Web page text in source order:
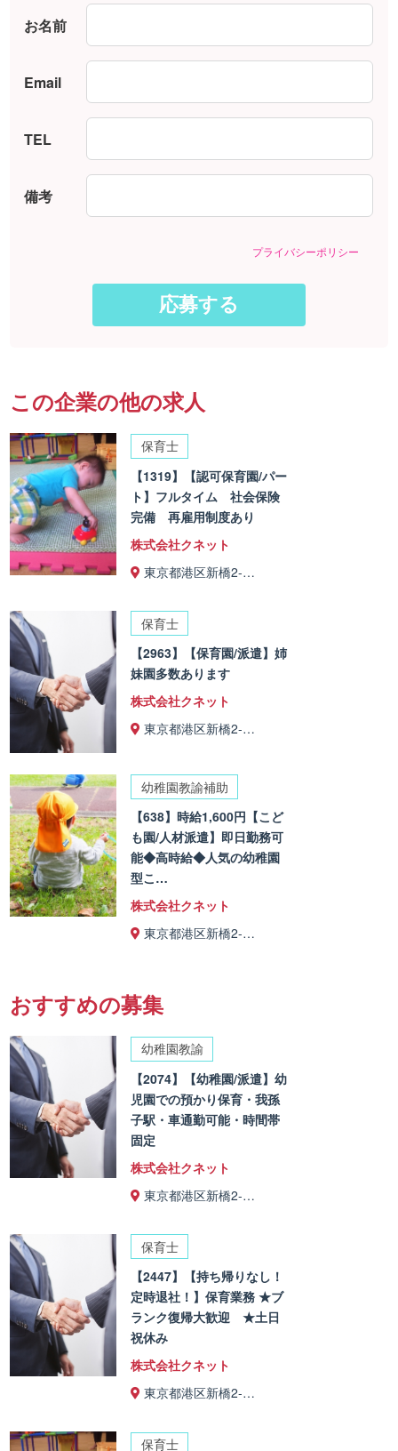
お名前
Email
TEL
備考
プライバシーポリシー
この企業の他の求人
保育士
【1319】【認可保育園/パー
ト】フルタイム 社会保険
完備 再雇用制度あり
株式会社クネット
東京都港区新橋2-…
保育士
【2963】【保育園/派遣】姉
妹園多数あります
株式会社クネット
東京都港区新橋2-…
幼稚園教諭補助
【638】時給1,600円【こど
も園/人材派遣】即日勤務可
能◆高時給◆人気の幼稚園
型こ…
株式会社クネット
東京都港区新橋2-…
おすすめの募集
幼稚園教諭
【2074】【幼稚園/派遣】幼
児園での預かり保育・我孫
子駅・車通勤可能・時間帯
固定
株式会社クネット
東京都港区新橋2-…
保育士
【2447】【持ち帰りなし！
定時退社！】保育業務 ★ブ
ランク復帰大歓迎 ★土日
祝休み
株式会社クネット
東京都港区新橋2-…
保育士